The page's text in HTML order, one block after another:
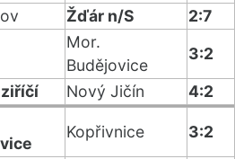
Žďár n/S
2:7
Mor.
Budějovice
3:2
Nový Jičín 4:2
Kopřivnice
3:2